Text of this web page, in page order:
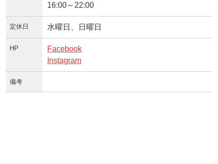
16:00～22:00
定休日 水曜日、日曜日
HP
Facebook
Instagram
備考